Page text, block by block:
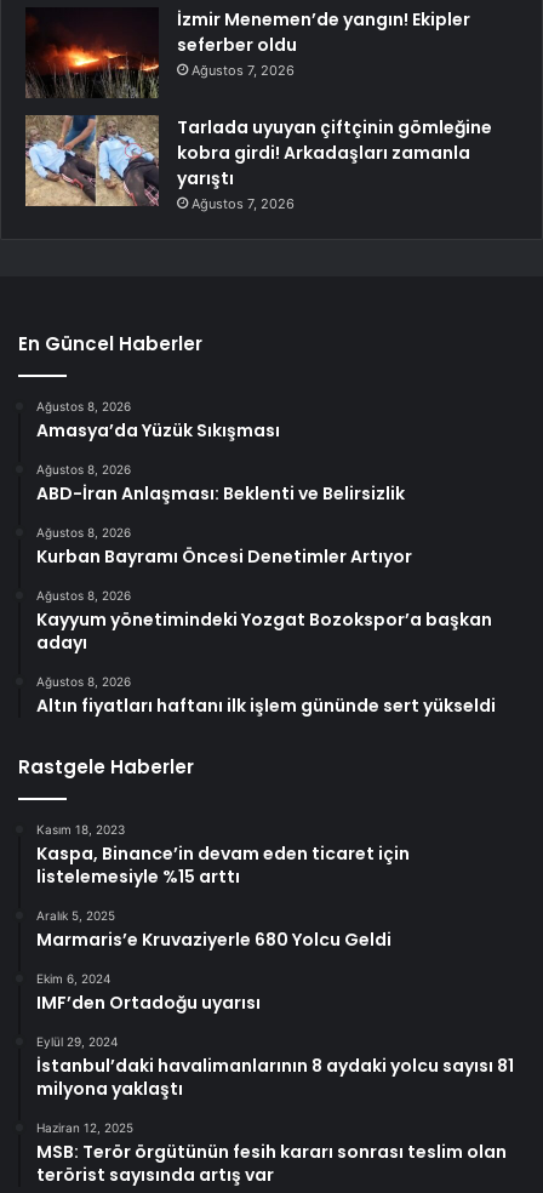
İzmir Menemen’de yangın! Ekipler
seferber oldu
Ağustos 7, 2026
Tarlada uyuyan çiftçinin gömleğine
kobra girdi! Arkadaşları zamanla
yarıştı
Ağustos 7, 2026
En Güncel Haberler
Ağustos 8, 2026
Amasya’da Yüzük Sıkışması
Ağustos 8, 2026
ABD-İran Anlaşması: Beklenti ve Belirsizlik
Ağustos 8, 2026
Kurban Bayramı Öncesi Denetimler Artıyor
Ağustos 8, 2026
Kayyum yönetimindeki Yozgat Bozokspor’a başkan
adayı
Ağustos 8, 2026
Altın fiyatları haftanı ilk işlem gününde sert yükseldi
Rastgele Haberler
Kasım 18, 2023
Kaspa, Binance’in devam eden ticaret için
listelemesiyle %15 arttı
Aralık 5, 2025
Marmaris’e Kruvaziyerle 680 Yolcu Geldi
Ekim 6, 2024
IMF’den Ortadoğu uyarısı
Eylül 29, 2024
İstanbul’daki havalimanlarının 8 aydaki yolcu sayısı 81
milyona yaklaştı
Haziran 12, 2025
MSB: Terör örgütünün fesih kararı sonrası teslim olan
terörist sayısında artış var